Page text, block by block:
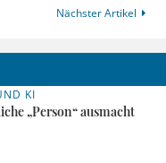
Nächster Artikel
KI
„Person“ ausmacht